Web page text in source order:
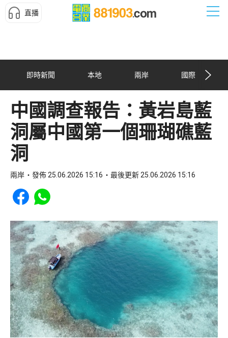
直播
即時新聞 本地 兩岸 國際
中國調查報告：黃岩島藍
洞屬中國第一個珊瑚礁藍
洞
兩岸 發佈 25.06.2026 15:16 最後更新 25.06.2026 15:16
Share to Facebook
Share to WhatsApp